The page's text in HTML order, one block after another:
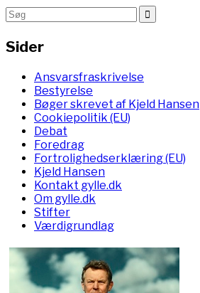
Sider
Ansvarsfraskrivelse
Bestyrelse
Bøger skrevet af Kjeld Hansen
Cookiepolitik (EU)
Debat
Foredrag
Fortrolighedserklæring (EU)
Kjeld Hansen
Kontakt gylle.dk
Om gylle.dk
Stifter
Værdigrundlag